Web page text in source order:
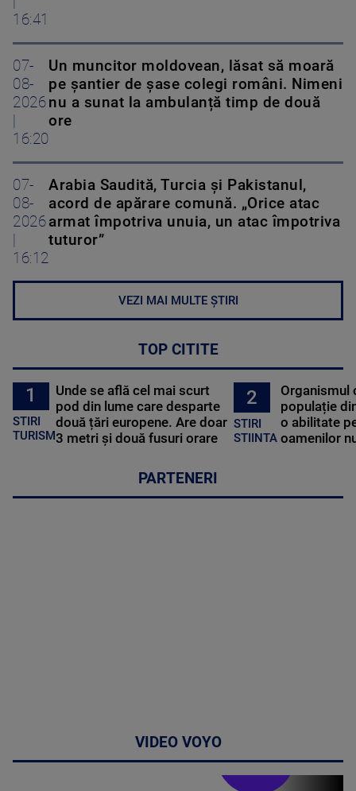
16:41
07-
08-
2026
16:20
Un muncitor moldovean, lăsat să moară
pe șantier de șase colegi români. Nimeni
nu a sunat la ambulanță timp de două
ore
07-
08-
2026
16:12
Arabia Saudită, Turcia și Pakistanul,
acord de apărare comună. „Orice atac
armat împotriva unuia, un atac împotriva
tuturor”
VEZI MAI MULTE ȘTIRI
TOP CITITE
1
STIRI
TURISM
Unde se află cel mai scurt
pod din lume care desparte
două țări europene. Are doar
3 metri și două fusuri orare
2
STIRI
STIINTA
Organismul
populație
o abilitate
oamenilor
PARTENERI
VIDEO VOYO